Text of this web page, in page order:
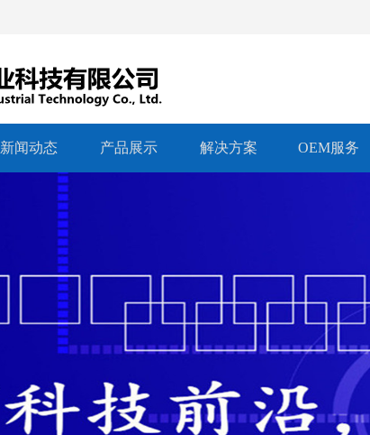
新闻动态 产品展示 解决方案 OEM服务